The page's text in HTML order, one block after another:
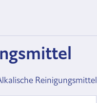
Reinigungsmittel